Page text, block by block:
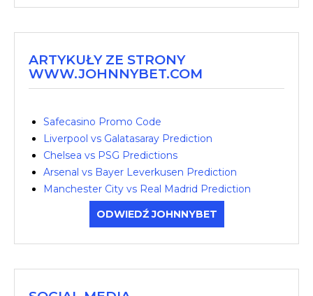
ARTYKUŁY ZE STRONY
WWW.JOHNNYBET.COM
Safecasino Promo Code
Liverpool vs Galatasaray Prediction
Chelsea vs PSG Predictions
Arsenal vs Bayer Leverkusen Prediction
Manchester City vs Real Madrid Prediction
ODWIEDŹ JOHNNYBET